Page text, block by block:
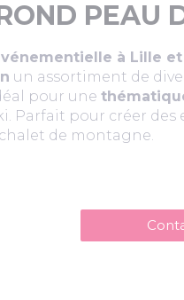
PEAU
à Lille et
un assortiment de
pour une
Parfait pour créer des
de montagne.